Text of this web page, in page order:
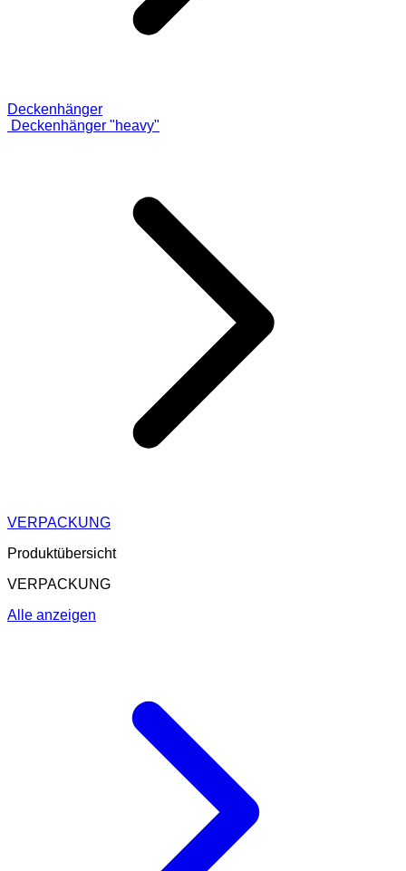
Deckenhänger
Deckenhänger "heavy"
VERPACKUNG
Produktübersicht
VERPACKUNG
Alle anzeigen